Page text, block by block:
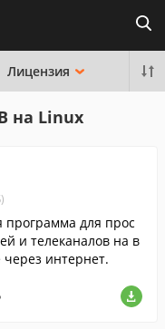
Лицензия
на Linux
программа для прос
и телеканалов на в
интернет.